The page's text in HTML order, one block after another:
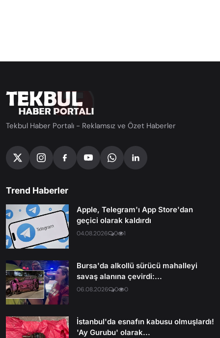
Tekbul Haber Portalı - Reklamsız ve Özet Haberler
Trend Haberler
Apple, Telegram'ı App Store'dan
geçici olarak kaldırdı
04.08.2026 0 1
Bursa'da alkollü sürücü mahalleyi
savaş alanına çevirdi:...
06.08.2026 0 0
İstanbul'da esnafın kabusu olmuşlardı!
'Ay Gurubu' olarak...